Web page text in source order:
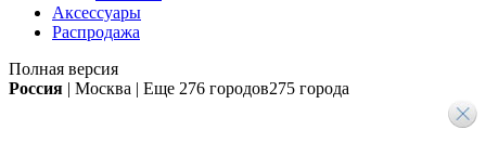
Аксессуары
Распродажа
Полная версия
Россия | Москва | Еще 276 городов275 города